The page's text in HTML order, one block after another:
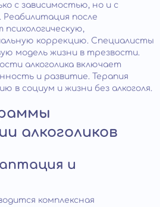
с зависимостью, но и с
после
психологическую,
коррекцию. Специалисты
модель жизни в трезвости.
алкоголика включает
и развитие. Терапия
в социум и жизни без алкоголя.
алкоголиков
и
комплексная